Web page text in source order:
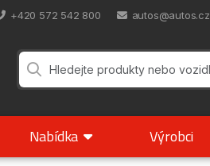
+420 572 542 800 autos@autos.cz
Nabídka Výrobci